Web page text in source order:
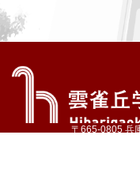
〒665-0805 兵